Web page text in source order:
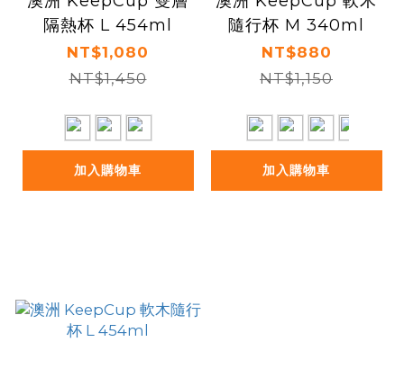
隔熱杯 L 454ml
NT$1,080
NT$1,450
加入購物車
隨行杯 M 340ml
NT$880
NT$1,150
加入購物車